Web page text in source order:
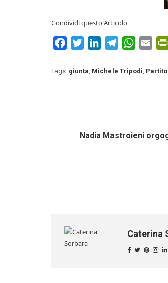
Condividi questo Articolo
FacebookTwitterLinkedInTelegram Email
Tags: giunta, Michele Tripodi,
Nadia Mastroieni
Caterina